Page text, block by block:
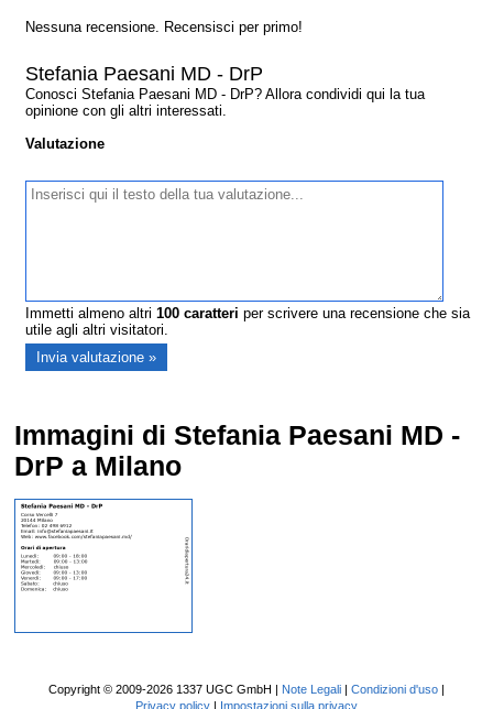
Nessuna recensione. Recensisci per primo!
Stefania Paesani MD - DrP
Conosci Stefania Paesani MD - DrP? Allora condividi qui la tua
opinione con gli altri interessati.
Valutazione
Immetti almeno altri100 caratteri per scrivere una recensione che sia
utile agli altri visitatori.
Immagini di Stefania Paesani MD -
DrP a Milano
Copyright © 2009-2026 1337 UGC GmbH | Note Legali| Condizioni d'uso|
Privacy policy| Impostazioni sulla privacy